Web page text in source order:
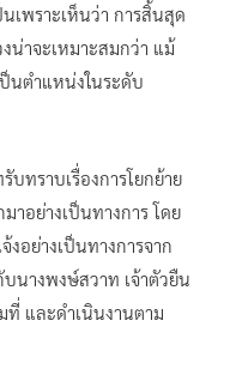
เพราะเห็นว่า การสิ้นสุด
น่าจะเหมาะสมกว่า แม้
นตำแหน่งในระดับ
ทราบเรื่องการโยกย้าย
าอย่างเป็นทางการ โดย
งอย่างเป็นทางการจาก
นางพงษ์สวาท เจ้าตัวยืน
และดำเนินงานตาม